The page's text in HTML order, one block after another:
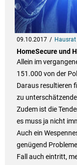
09.10.2017 Hausrat
HomeSecure und
Allein im
151.000 von der
Daraus resultieren
zu
Zudem ist die
es muss ja nicht
Auch ein
genügend
Fall auch eintritt,